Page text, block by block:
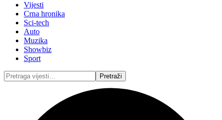
Vijesti
Crna hronika
Sci-tech
Auto
Muzika
Showbiz
Sport